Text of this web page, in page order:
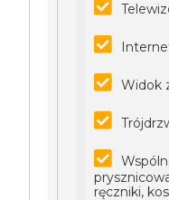
Widok
ręczniki,